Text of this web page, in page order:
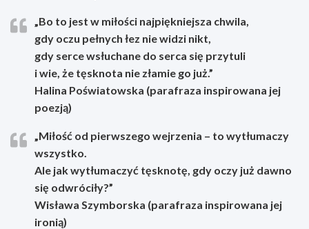
„Bo to jest w miłości najpiękniejsza chwila,
gdy oczu pełnych łez nie widzi nikt,
gdy serce wsłuchane do serca się przytuli
i wie, że tęsknota nie złamie go już.”
Halina Poświatowska (parafraza inspirowana jej
poezją)
„Miłość od pierwszego wejrzenia – to wytłumaczy
wszystko.
Ale jak wytłumaczyć tęsknotę, gdy oczy już dawno
się odwróciły?”
Wisława Szymborska (parafraza inspirowana jej
ironią)